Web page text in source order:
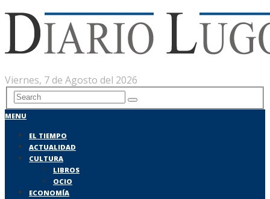
Viernes, 7 de Agosto del 2026
MENU
EL TIEMPO
ACTUALIDAD
CULTURA
LIBROS
OCIO
ECONOMÍA